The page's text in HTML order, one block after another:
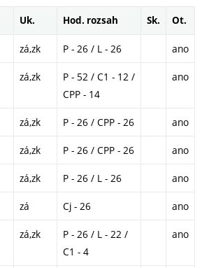
Uk. Hod. rozsah Sk. Ot.
zá,zk P - 26 / L - 26 ano
zá,zk
P - 52 / C1 - 12 /
CPP - 14
ano
zá,zk P - 26 / CPP - 26 ano
zá,zk P - 26 / CPP - 26 ano
zá,zk P - 26 / L - 26 ano
zá Cj - 26 ano
zá,zk
P - 26 / L - 22 /
C1 - 4
ano